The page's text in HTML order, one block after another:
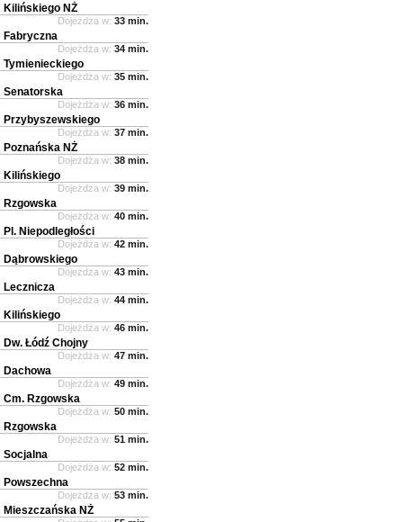
Kilińskiego NŻ
Dojeżdża w: 33 min.
Fabryczna
Dojeżdża w: 34 min.
Tymienieckiego
Dojeżdża w: 35 min.
Senatorska
Dojeżdża w: 36 min.
Przybyszewskiego
Dojeżdża w: 37 min.
Poznańska NŻ
Dojeżdża w: 38 min.
Kilińskiego
Dojeżdża w: 39 min.
Rzgowska
Dojeżdża w: 40 min.
Pl. Niepodległości
Dojeżdża w: 42 min.
Dąbrowskiego
Dojeżdża w: 43 min.
Lecznicza
Dojeżdża w: 44 min.
Kilińskiego
Dojeżdża w: 46 min.
Dw. Łódź Chojny
Dojeżdża w: 47 min.
Dachowa
Dojeżdża w: 49 min.
Cm. Rzgowska
Dojeżdża w: 50 min.
Rzgowska
Dojeżdża w: 51 min.
Socjalna
Dojeżdża w: 52 min.
Powszechna
Dojeżdża w: 53 min.
Mieszczańska NŻ